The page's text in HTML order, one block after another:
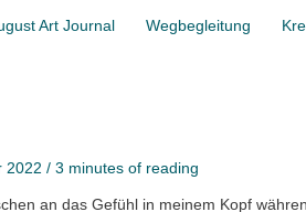
Art Journal Wegbegleitung
2022 / 3 minutes of reading
an das Gefühl in meinem Kopf